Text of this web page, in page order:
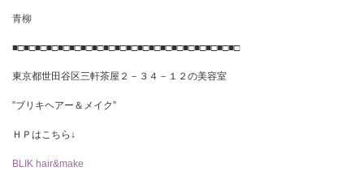
青柳
■□■□■□■□■□■□■□■□■□■□■□■□■□■□■□■□■□■□■□■□
東京都世田谷区三軒茶屋２－３４－１２の美容室
”ブリキヘアー＆メイク”
ＨＰはこちら↓
BLIK hair&make